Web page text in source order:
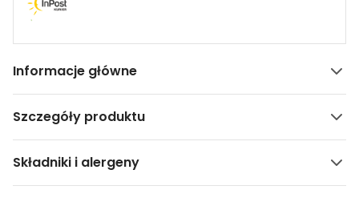
Informacje główne
Szczegóły produktu
Składniki i alergeny